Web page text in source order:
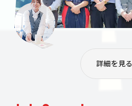
詳細を見る